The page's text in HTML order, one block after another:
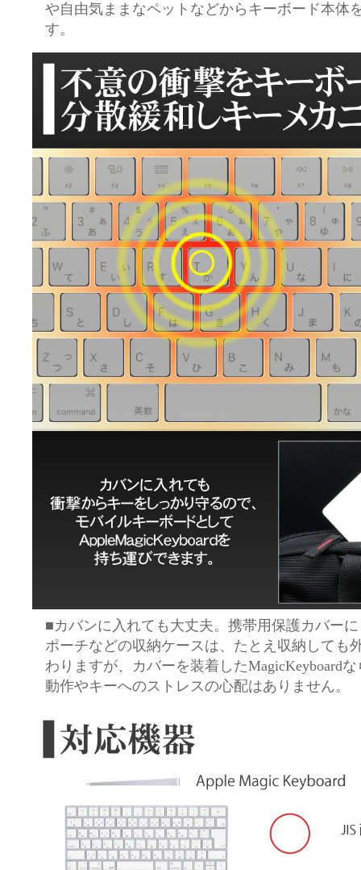
や自由気ままなペットなどからキーボード本体
す。
■カバンに入れても大丈夫。携帯用保護カバーに
ポーチなどの収納ケースは、たとえ収納しても
わりますが、カバーを装着したMagicKeyboard
動作やキーへのストレスの心配はありません。